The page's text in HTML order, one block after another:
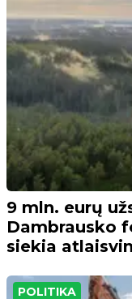
9 mln. eurų
Dambrausko
siekia
POLITIKA